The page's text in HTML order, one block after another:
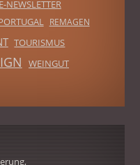
NEWSLETTER
REMAGEN
TOURISMUS
WEINGUT